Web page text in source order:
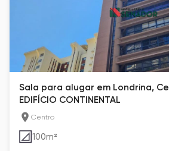
Sala para alugar em Londrina,
EDIFÍCIO CONTINENTAL
Centro
100m²